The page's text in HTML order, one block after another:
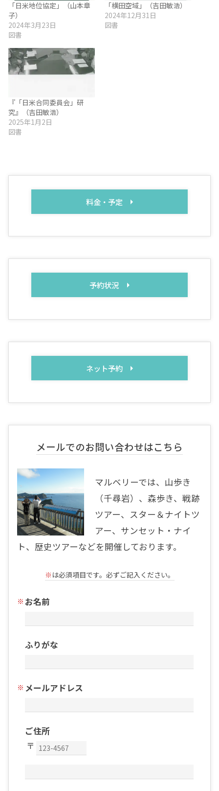
「日米地位協定」（山本章
子）
2024年3月23日
図書
「横田空域」（吉田敏浩）
2024年12月31日
図書
『「日米合同委員会」研
究』（吉田敏浩）
2025年1月2日
図書
料金・予定
予約状況
ネット予約
メールでのお問い合わせはこちら
マルベリーでは、山歩き
（千尋岩）、森歩き、戦跡
ツアー、スター＆ナイトツ
アー、サンセット・ナイ
ト、歴史ツアーなどを開催しております。
※ は必須項目です。必ずご記入ください。
お名前
ふりがな
メールアドレス
ご住所